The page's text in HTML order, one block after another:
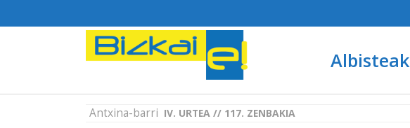
Albisteak
Antxina-barri IV. URTEA // 117. ZENBAKIA